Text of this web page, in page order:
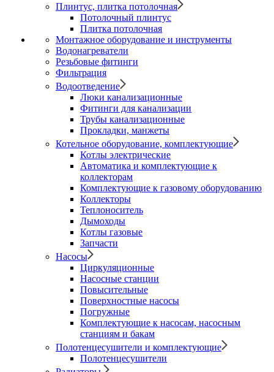
Плинтус, плитка потолочная
Потолочный плинтус
Плитка потолочная
Монтажное оборудование и инструменты
Водонагреватели
Резьбовые фитинги
Фильтрация
Водоотведение
Люки канализационные
Фитинги для канализации
Трубы канализационные
Прокладки, манжеты
Котельное оборудование, комплектующие
Котлы электрические
Автоматика и комплектующие к
коллекторам
Комплектующие к газовому оборудованию
Коллекторы
Теплоноситель
Дымоходы
Котлы газовые
Запчасти
Насосы
Циркуляционные
Насосные станции
Повысительные
Поверхностные насосы
Погружные
Комплектующие к насосам, насосным
станциям и бакам
Полотенцесушители и комплектующие
Полотенцесушители